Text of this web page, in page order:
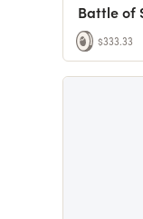
Battle of
$333.33